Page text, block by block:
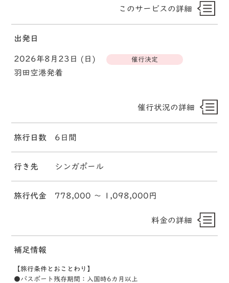
このサービスの詳細
出発日
2026年8月23日 (日) 催行決定
羽田空港発着
催行状況の詳細
旅行日数 6日間
行き先 シンガポール
旅行代金 778,000 〜 1,098,000円
料金の詳細
補足情報
【旅行条件とおことわり】
●パスポート残存期間：入国時6カ月以上